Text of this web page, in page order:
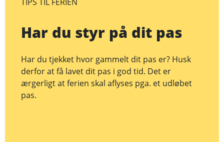
Har du styr på dit pas
Har du tjekket hvor gammelt dit pas er? Husk
derfor at få lavet dit pas i god tid. Det er
ærgerligt at ferien skal aflyses pga. et udløbet
pas.